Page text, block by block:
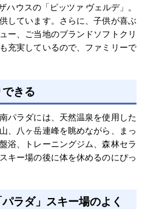
5.0
、様々な滑走ができるので大
高いので晴天の日は、景色が
走できます。パートナーも気
に囲まれた景観が広がり、滑
ことができます。
と見る
4.0
ウスの「ピッツァ ヴェルデ」。
しています。さらに、子供が喜ぶ
ー、ご当地のブランドソフトクリ
充実しているので、ファミリーで
きる
パラダには、天然温泉を使用した
、八ヶ岳連峰を眺めながら、まっ
浴、トレーニングジム、森林セラ
キー場の後に体を休めるのにぴっ
ラダ」スキー場のよく